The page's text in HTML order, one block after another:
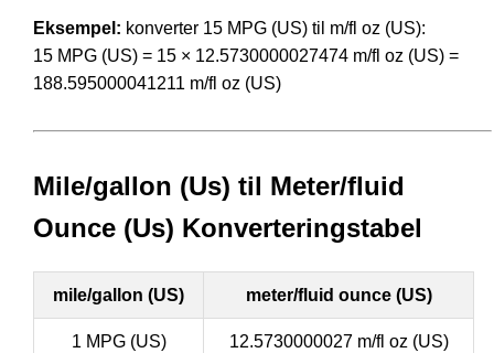
Eksempel: konverter 15 MPG (US) til m/fl oz (US):
15 MPG (US) = 15 × 12.5730000027474 m/fl oz (US) =
188.595000041211 m/fl oz (US)
Mile/gallon (Us) til Meter/fluid
Ounce (Us) Konverteringstabel
mile/gallon (US) meter/fluid ounce (US)
1 MPG (US) 12.5730000027 m/fl oz (US)